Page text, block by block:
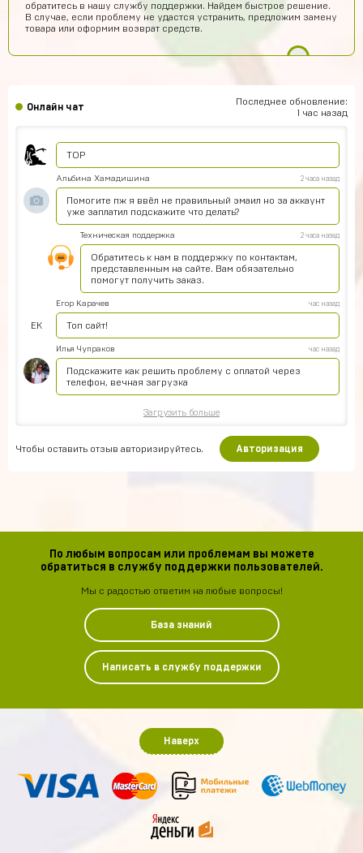
обратитесь в нашу службу поддержки. Найдем быстрое решение.
В случае, если проблему не удастся устранить, предложим замену
товара или оформим возврат средств.
Онлайн чат
Последнее обновление:
1 час назад
Топчик. Акк пришел теперь рублуюсь на нормальном а
не на дешманском лол
привет ЕСЛИ МЫ ВИДЕТЕ МЕНЯ ТО ЭТО НЕ БОТ
TOP
Альбина Хамадишина 2 часа назад
Помогите пж я ввёл не правильный эмаил но за аккаунт
уже заплатил подскажите что делать?
Техническая поддержка 2 часа назад
Обратитесь к нам в поддержку по контактам,
представленным на сайте. Вам обязательно
помогут получить заказ.
ЕК
Егор Карачев час назад
Топ сайт!
Илья Чупраков час назад
Подскажите как решить проблему с оплатой через
телефон, вечная загрузка
Загрузить больше
Чтобы оставить отзыв авторизируйтесь. Авторизация
По любым вопросам или проблемам вы можете
обратиться в службу поддержки пользователей.
Мы с радостью ответим на любые вопросы!
База знаний
Написать в службу поддержки
Наверх